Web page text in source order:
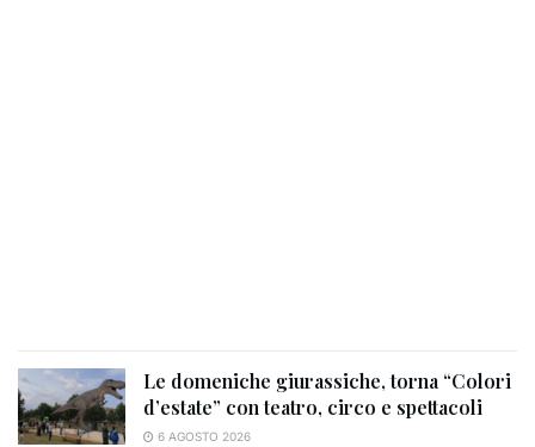
Le domeniche giurassiche, torna “Colori
d’estate” con teatro, circo e spettacoli
6 AGOSTO 2026